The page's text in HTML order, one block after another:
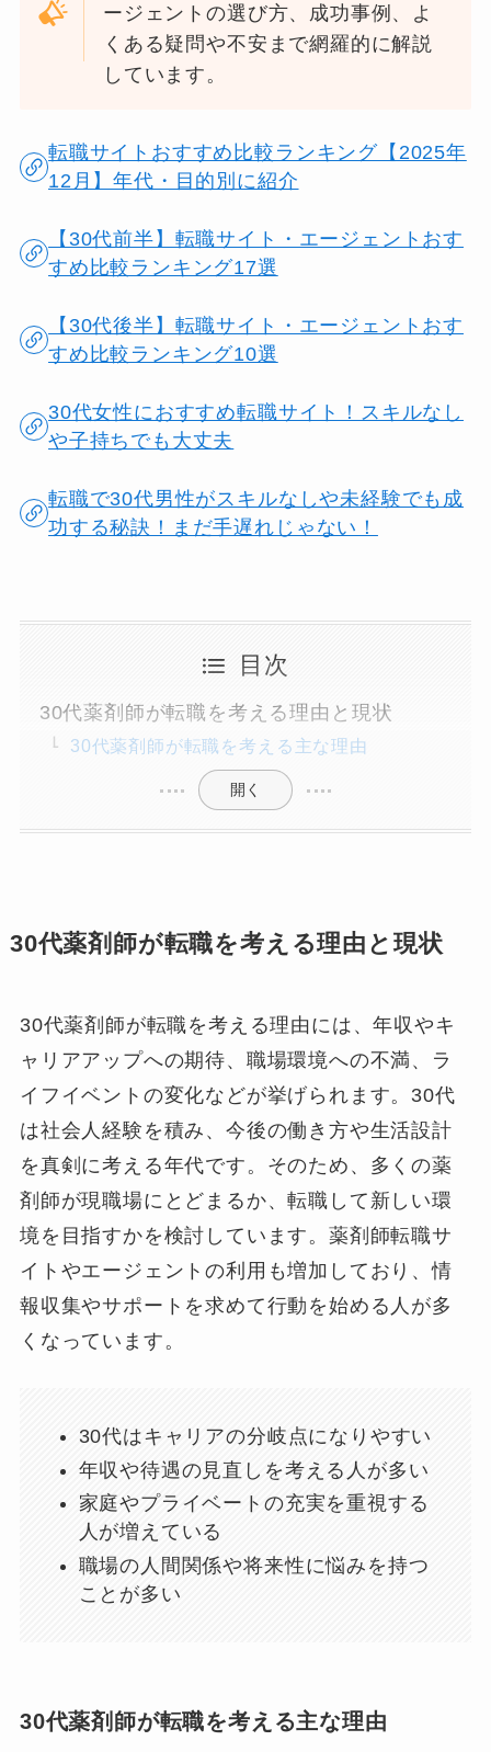
ージェントの選び方、成功事例、よ
くある疑問や不安まで網羅的に解説
しています。
転職サイトおすすめ比較ランキング【2025年
12月】年代・目的別に紹介
【30代前半】転職サイト・エージェントおす
すめ比較ランキング17選
【30代後半】転職サイト・エージェントおす
すめ比較ランキング10選
30代女性におすすめ転職サイト！スキルなし
や子持ちでも大丈夫
転職で30代男性がスキルなしや未経験でも成
功する秘訣！まだ手遅れじゃない！
目次
30代薬剤師が転職を考える理由と現状
30代薬剤師が転職を考える主な理由
開く
30代薬剤師が転職を考える理由と現状
30代薬剤師が転職を考える理由には、年収やキ
ャリアアップへの期待、職場環境への不満、ラ
イフイベントの変化などが挙げられます。30代
は社会人経験を積み、今後の働き方や生活設計
を真剣に考える年代です。そのため、多くの薬
剤師が現職場にとどまるか、転職して新しい環
境を目指すかを検討しています。薬剤師転職サ
イトやエージェントの利用も増加しており、情
報収集やサポートを求めて行動を始める人が多
くなっています。
30代はキャリアの分岐点になりやすい
年収や待遇の見直しを考える人が多い
家庭やプライベートの充実を重視する
人が増えている
職場の人間関係や将来性に悩みを持つ
ことが多い
30代薬剤師が転職を考える主な理由